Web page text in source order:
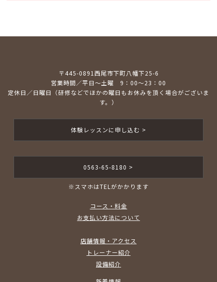
〒445-0891西尾市下町八幡下25-6
営業時間／平日～土曜 9：00～23：00
定休日／日曜日（研修などでほかの曜日もお休みを頂く場合がございま
す。）
体験レッスンに申し込む >
0563-65-8180 >
※スマホはTELがかかります
コース・料金
お支払い方法について
店舗情報・アクセス
トレーナー紹介
設備紹介